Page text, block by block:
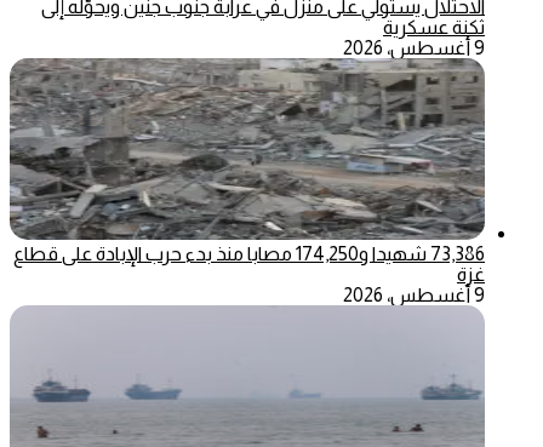
الاحتلال يستولي على منزل في عرابة جنوب جنين ويحوّله إلى
ثكنة عسكرية
9 أغسطس، 2026
73,386 شهيدا و174,250 مصابا منذ بدء حرب الإبادة على قطاع
غزة
9 أغسطس، 2026